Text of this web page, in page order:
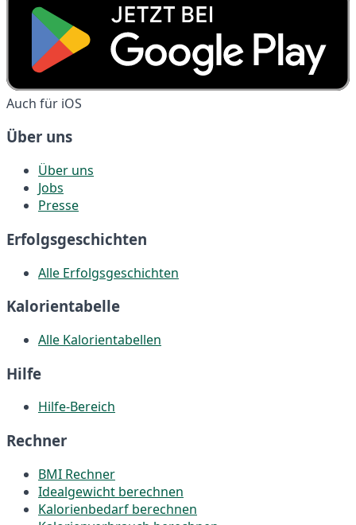
Auch für iOS
Über uns
Über uns
Jobs
Presse
Erfolgsgeschichten
Alle Erfolgsgeschichten
Kalorientabelle
Alle Kalorientabellen
Hilfe
Hilfe-Bereich
Rechner
BMI Rechner
Idealgewicht berechnen
Kalorienbedarf berechnen